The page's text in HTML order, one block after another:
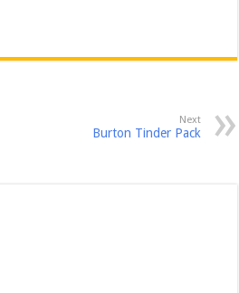
Next
Burton Tinder Pack